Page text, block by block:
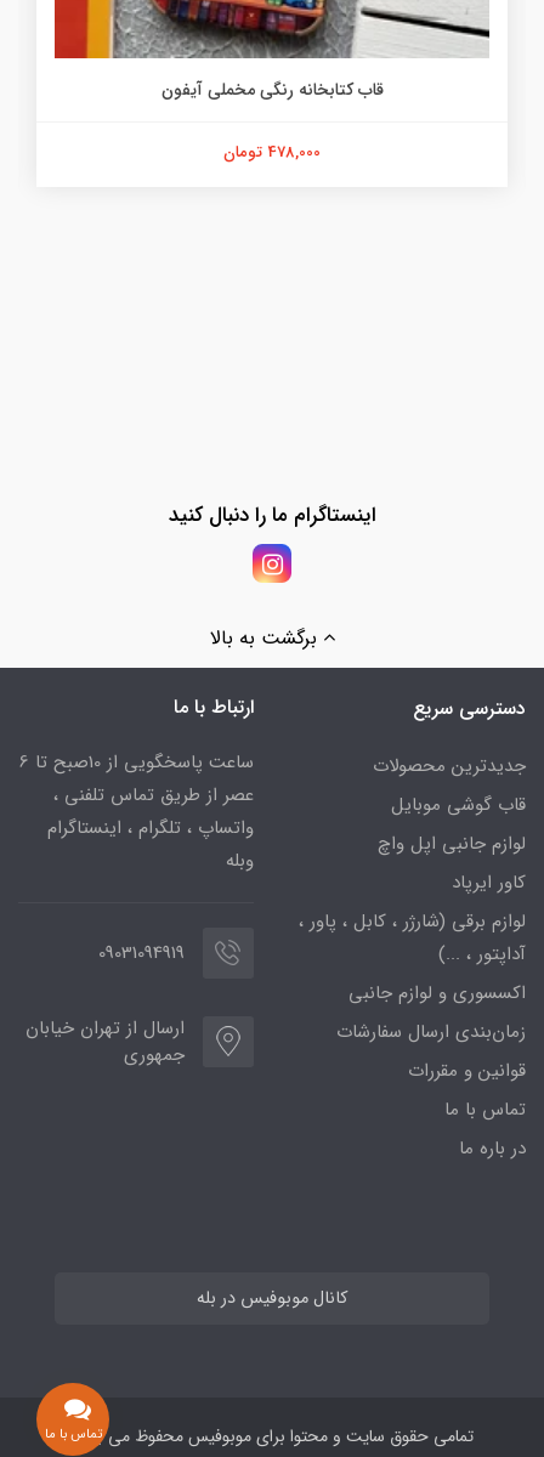
قاب کتابخانه رنگی مخملی آیفون
478,000 تومان
اینستاگرام ما را دنبال کنید
برگشت به بالا
دسترسی سریع
جدیدترین محصولات
قاب گوشی موبایل
لوازم جانبی اپل واچ
کاور ایرپاد
لوازم برقی (شارژر ، کابل ، پاور ،
آداپتور ، ...)
اکسسوری و لوازم جانبی
زمان‌بندی ارسال سفارشات
قوانین و مقررات
تماس با ما
در باره ما
ارتباط با ما
ساعت پاسخگویی از 10صبح تا 6
عصر از طریق تماس تلفنی ،
واتساپ ، تلگرام ، اینستاگرام
وبله
09031094919
ارسال از تهران خیابان
جمهوری
کانال موبوفیس در بله
تمامی حقوق سایت و محتوا برای موبوفیس محفوظ می باشد